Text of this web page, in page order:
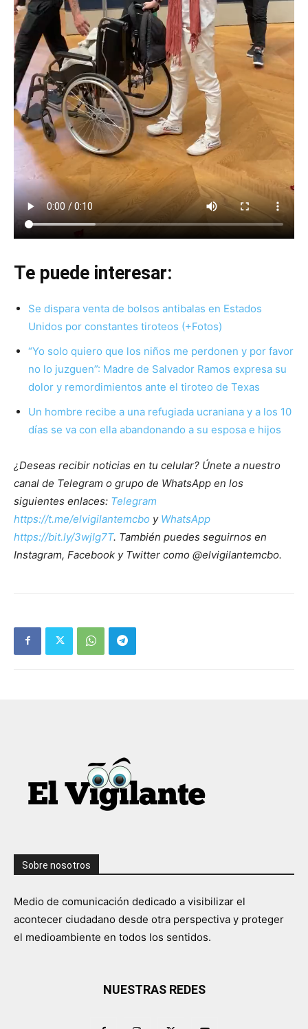
Te puede interesar:
Se dispara venta de bolsos antibalas en Estados
Unidos por constantes tiroteos (+Fotos)
“Yo solo quiero que los niños me perdonen y por favor
no lo juzguen”: Madre de Salvador Ramos expresa su
dolor y remordimientos ante el tiroteo de Texas
Un hombre recibe a una refugiada ucraniana y a los 10
días se va con ella abandonando a su esposa e hijos
¿Deseas recibir noticias en tu celular? Únete a nuestro
canal de Telegram o grupo de WhatsApp en los
siguientes enlaces: Telegram
https://t.me/elvigilantemcbo y WhatsApp
https://bit.ly/3wjIg7T. También puedes seguirnos en
Instagram, Facebook y Twitter como @elvigilantemcbo.
Sobre nosotros
Medio de comunicación dedicado a visibilizar el
acontecer ciudadano desde otra perspectiva y proteger
el medioambiente en todos los sentidos.
NUESTRAS REDES